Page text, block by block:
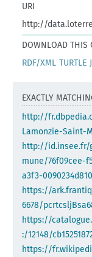
URI
http://
DOWNLOAD THIS
RDF/XML TURTLE
EXACTLY
http://
Lamonzie-Saint-
http://id.insee.fr/
mune/76f09cee-
a3f3-
https://
6678/
https://
:/12148/
https://